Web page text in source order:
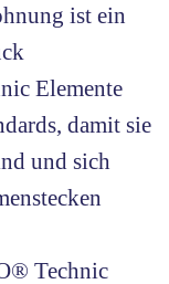
ist ein
Elemente
damit sie
und sich
Technic